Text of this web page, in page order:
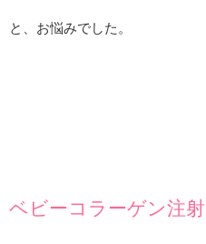
と、お悩みでした。
ベビーコラーゲン注射